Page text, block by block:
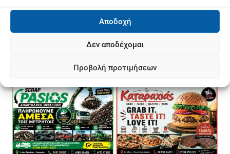
Αποδοχή
Δεν αποδέχομαι
Προβολή προτιμήσεων